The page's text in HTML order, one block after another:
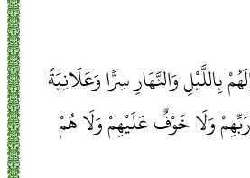
بِاللَّيْلِ وَالنَّهَارِ سِرًّا وَعَلَانِيَةً
وَلَا خَوْفٌ عَلَيْهِمْ وَلَا هُمْ